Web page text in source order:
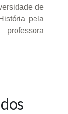
de
pela